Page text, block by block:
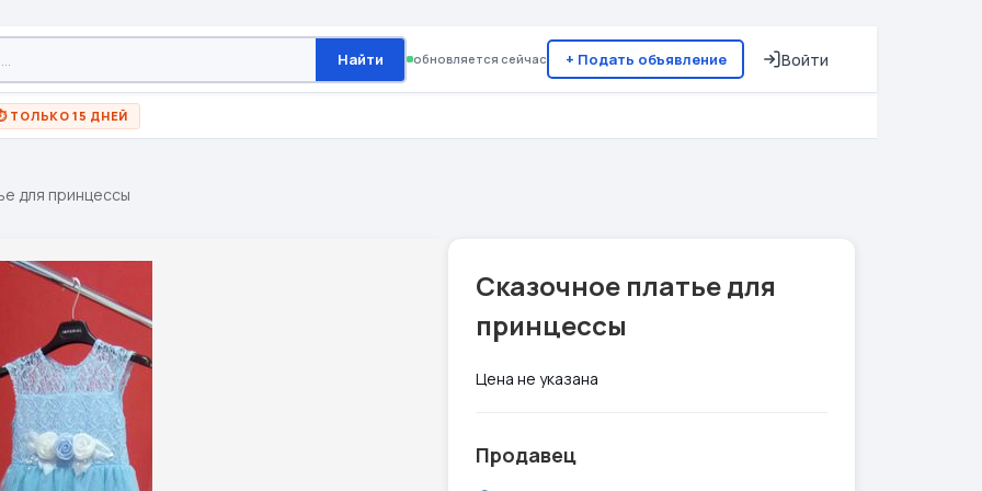
Найти обновляется сейчас + Подать объявление Войти
ТОЛЬКО 15 ДНЕЙ
для принцессы
Сказочное платье для
принцессы
Цена не указана
Продавец